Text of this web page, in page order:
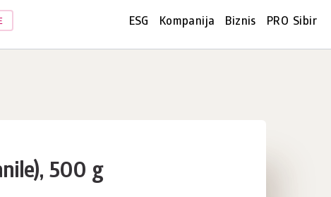
ESG Kompanija Biznis PRO Sibir
500 g